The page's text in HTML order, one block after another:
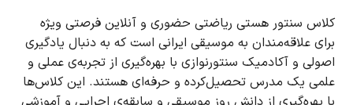
کلاس سنتور هستی ریاضتی حضوری و آنلاین فرصتی ویژه
برای علاقه‌مندان به موسیقی ایرانی است که به دنبال یادگیری
اصولی و آکادمیک سنتورنوازی با بهره‌گیری از تجربه‌ی عملی و
علمی یک مدرس تحصیل‌کرده و حرفه‌ای هستند. این کلاس‌ها